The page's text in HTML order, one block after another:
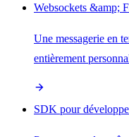
Websockets &amp;
Une messagerie en
entièrement
SDK pour